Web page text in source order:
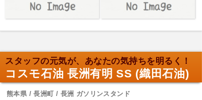
スタッフの元気が、あなたの気持ちを明るく！
コスモ石油 長洲有明 SS (織田石油)
熊本県 / 長洲町 / 長洲 ガソリンスタンド